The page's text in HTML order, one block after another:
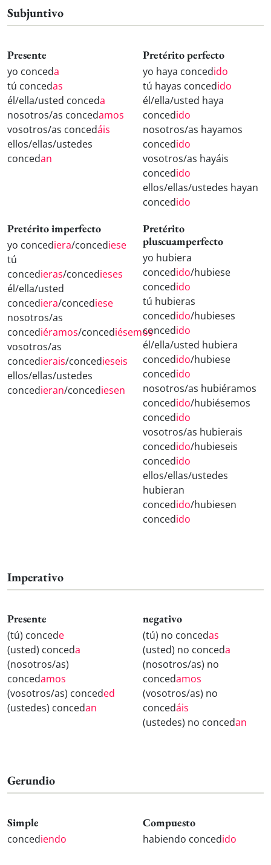
Subjuntivo
Presente
yo conceda
tú concedas
él/ella/usted conceda
nosotros/as concedamos
vosotros/as concedáis
ellos/ellas/ustedes
concedan
Pretérito perfecto
yo haya concedido
tú hayas concedido
él/ella/usted haya
concedido
nosotros/as hayamos
concedido
vosotros/as hayáis
concedido
ellos/ellas/ustedes hayan
concedido
Pretérito imperfecto
yo concediera/concediese
tú
concedieras/concedieses
él/ella/usted
concediera/concediese
nosotros/as
concediéramos/concediésemos
vosotros/as
concedierais/concedieseis
ellos/ellas/ustedes
concedieran/concediesen
Pretérito
pluscuamperfecto
yo hubiera
concedido/hubiese
concedido
tú hubieras
concedido/hubieses
concedido
él/ella/usted hubiera
concedido/hubiese
concedido
nosotros/as hubiéramos
concedido/hubiésemos
concedido
vosotros/as hubierais
concedido/hubieseis
concedido
ellos/ellas/ustedes
hubieran
concedido/hubiesen
concedido
Imperativo
Presente
(tú) concede
(usted) conceda
(nosotros/as)
concedamos
(vosotros/as) conceded
(ustedes) concedan
negativo
(tú) no concedas
(usted) no conceda
(nosotros/as) no
concedamos
(vosotros/as) no
concedáis
(ustedes) no concedan
Gerundio
Simple
concediendo
Compuesto
habiendo concedido